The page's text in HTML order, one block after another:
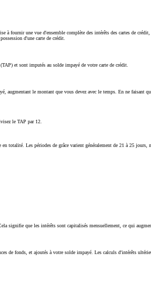
fournir une vue d'ensemble complète des intérêts des cartes de
d'une carte de crédit.
et sont imputés au solde impayé de votre carte de crédit.
augmentant le montant que vous devez avec le temps. En ne faisant
le TAP par 12.
totalité. Les périodes de grâce varient généralement de 21 à 25
signifie que les intérêts sont capitalisés mensuellement, ce qui
de fonds, et ajoutés à votre solde impayé. Les calculs d'intérêts